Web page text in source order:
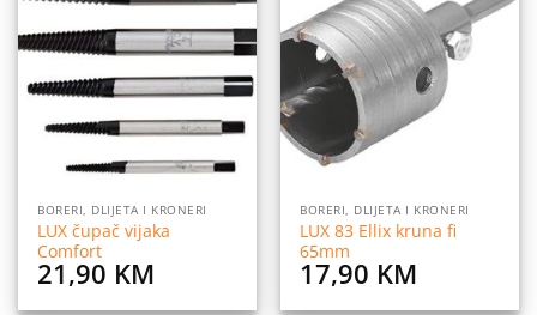
Dodaj
na
listu
želja
BORERI, DLIJETA I KRONERI
LUX čupač vijaka
Comfort
21,90 KM
Dodaj
BORERI, DLIJETA I KRONERI
LUX 83 Ellix kruna fi
65mm
17,90 KM